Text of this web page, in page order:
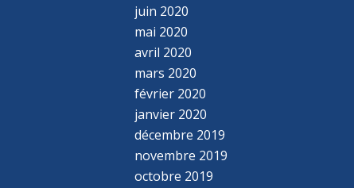
juin 2020
mai 2020
avril 2020
mars 2020
février 2020
janvier 2020
décembre 2019
novembre 2019
octobre 2019